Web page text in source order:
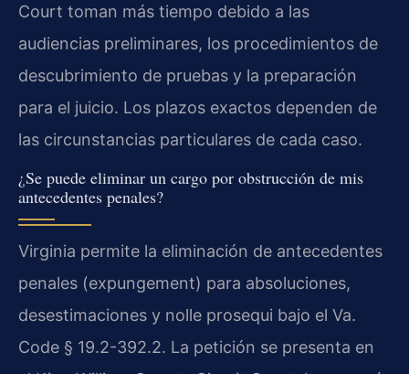
Court toman más tiempo debido a las
audiencias preliminares, los procedimientos de
descubrimiento de pruebas y la preparación
para el juicio. Los plazos exactos dependen de
las circunstancias particulares de cada caso.
¿Se puede eliminar un cargo por obstrucción de mis
antecedentes penales?
Virginia permite la eliminación de antecedentes
penales (expungement) para absoluciones,
desestimaciones y nolle prosequi bajo el Va.
Code § 19.2-392.2. La petición se presenta en